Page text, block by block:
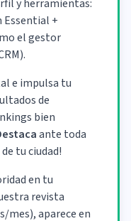
y herramientas:
Essential +
el gestor
e impulsa tu
de
bien
ante toda
tu ciudad!
en tu
revista
aparece en